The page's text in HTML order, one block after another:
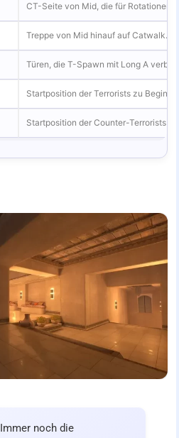
CT-Seite von Mid, die für Rotationen
Treppe von Mid hinauf auf Catwalk.
Türen, die T-Spawn mit Long A
Startposition der Terrorists zu Beginn
Startposition der Counter-Terrorists
Immer noch die